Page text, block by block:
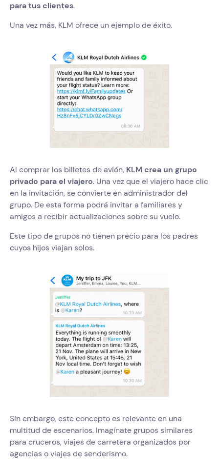
para tus clientes.
Una vez más, KLM ofrece un ejemplo de éxito.
Al comprar los billetes de avión, KLM crea un grupo
privado para el viajero. Una vez que el viajero hace clic
en la invitación, se convierte en administrador del
grupo. De esta forma podrá invitar a familiares y
amigos a recibir actualizaciones sobre su vuelo.
Este tipo de grupos no tienen precio para los padres
cuyos hijos viajan solos.
Sin embargo, este concepto es relevante en una
multitud de escenarios. Imagínate grupos similares
para cruceros, viajes de carretera organizados por
agencias o viajes de senderismo.